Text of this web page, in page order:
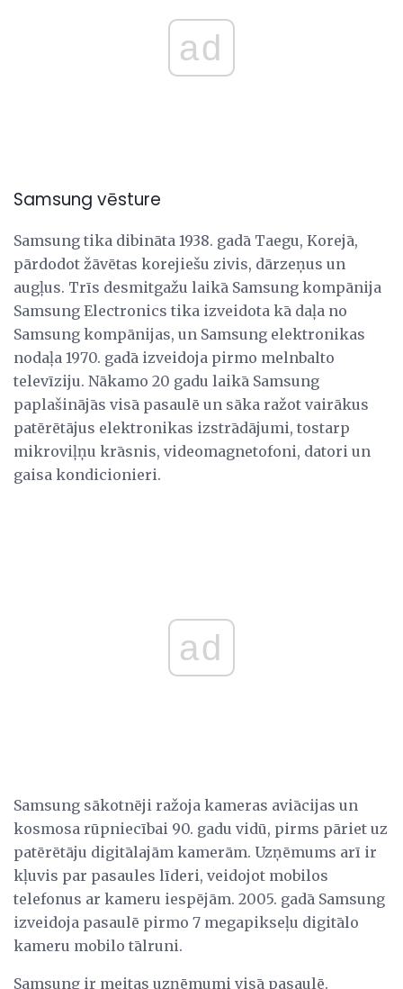
ad
Samsung vēsture
Samsung tika dibināta 1938. gadā Taegu, Korejā,
pārdodot žāvētas korejiešu zivis, dārzeņus un
augļus. Trīs desmitgažu laikā Samsung kompānija
Samsung Electronics tika izveidota kā daļa no
Samsung kompānijas, un Samsung elektronikas
nodaļa 1970. gadā izveidoja pirmo melnbalto
televīziju. Nākamo 20 gadu laikā Samsung
paplašinājās visā pasaulē un sāka ražot vairākus
patērētājus elektronikas izstrādājumi, tostarp
mikroviļņu krāsnis, videomagnetofoni, datori un
gaisa kondicionieri.
ad
Samsung sākotnēji ražoja kameras aviācijas un
kosmosa rūpniecībai 90. gadu vidū, pirms pāriet uz
patērētāju digitālajām kamerām. Uzņēmums arī ir
kļuvis par pasaules līderi, veidojot mobilos
telefonus ar kameru iespējām. 2005. gadā Samsung
izveidoja pasaulē pirmo 7 megapikseļu digitālo
kameru mobilo tālruni.
Samsung ir meitas uzņēmumi visā pasaulē.